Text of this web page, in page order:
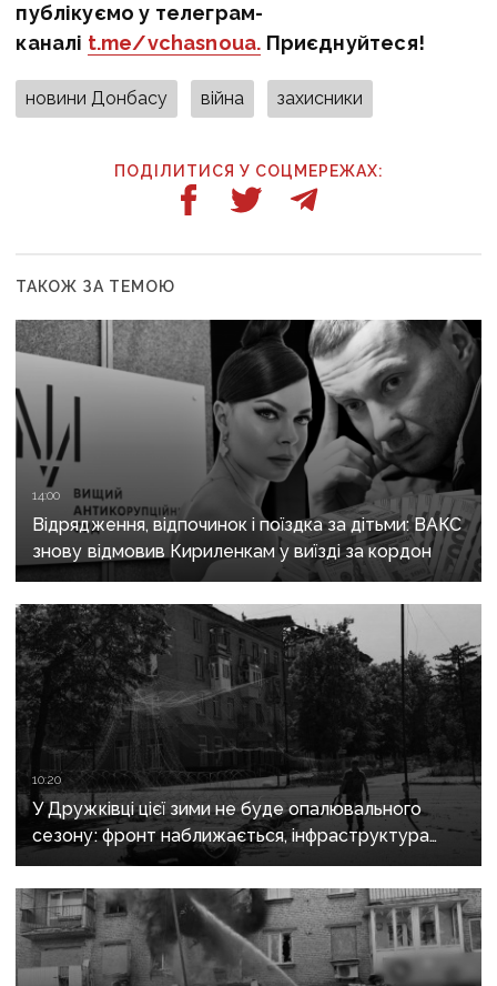
публікуємо у телеграм-
каналі t.me/vchasnoua. Приєднуйтеся!
новини Донбасу війна захисники
ПОДІЛИТИСЯ У СОЦМЕРЕЖАХ:
ТАКОЖ ЗА ТЕМОЮ
14:00
Відрядження, відпочинок і поїздка за дітьми: ВАКС
знову відмовив Кириленкам у виїзді за кордон
10:20
У Дружківці цієї зими не буде опалювального
сезону: фронт наближається, інфраструктура
критично зруйнована